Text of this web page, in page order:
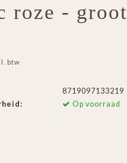
roze - groot
btw
8719097133219
Op voorraad